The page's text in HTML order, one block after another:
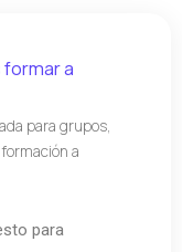
a
para grupos,
a
para